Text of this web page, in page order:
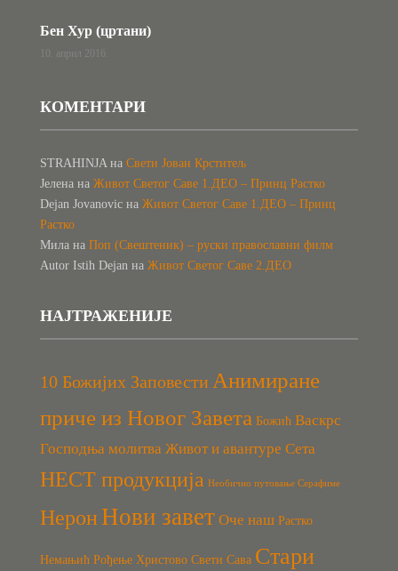
Бен Хур (цртани)
10. април 2016.
КОМЕНТАРИ
STRAHINJAна Свети Јован Крститељ
Јеленана Живот Светог Саве 1.ДЕО – Принц Растко
Dejan Jovanovicна Живот Светог Саве 1.ДЕО – Принц
Растко
Милана Поп (Свештеник) – руски православни филм
Autor Istih Dejanна Живот Светог Саве 2.ДЕО
НАЈТРАЖЕНИЈЕ
10 Божијих Заповести Анимиране
приче из Новог Завета Божић Васкрс
Господња молитва Живот и авантуре Сета
НЕСТ продукција Необично путовање Серафиме
Нерон Нови завет Оче наш Растко
Немањић Рођење Христово Свети Сава Стари